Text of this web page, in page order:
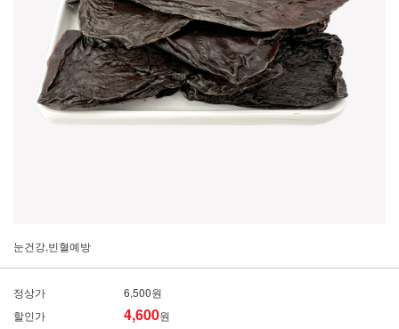
눈건강,빈혈예방
정상가
6,500원
할인가
4,600원